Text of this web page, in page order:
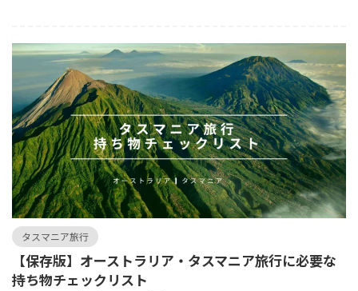
タスマニア旅行
【保存版】オーストラリア・タスマニア旅行に必要な
持ち物チェックリスト